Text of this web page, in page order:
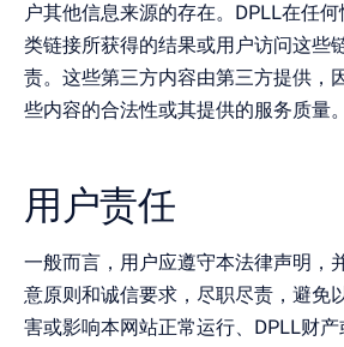
户其他信息来源的存在。DPLL在任
类链接所获得的结果或用户访问这些
责。这些第三方内容由第三方提供，
些内容的合法性或其提供的服务质量。
用户责任
一般而言，用户应遵守本法律声明，
意原则和诚信要求，尽职尽责，避免
害或影响本网站正常运行、DPLL财产